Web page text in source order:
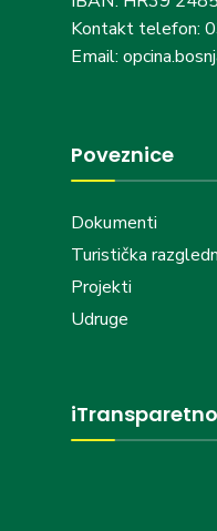
Kontakt telefon:
Email:
Poveznice
Dokumenti
Turistička
Projekti
Udruge